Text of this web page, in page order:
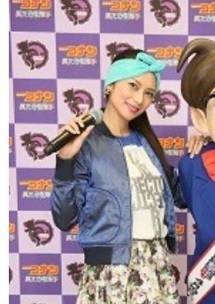
ゲーム
アニメ！アニメ！TV